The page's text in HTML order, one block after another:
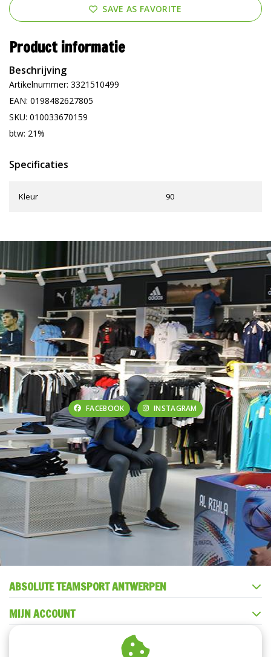
SAVE AS FAVORITE
Product informatie
Beschrijving
Artikelnummer: 3321510499
EAN: 0198482627805
SKU: 010033670159
btw: 21%
Specificaties
Kleur 90
FACEBOOK INSTAGRAM
ABSOLUTE TEAMSPORT ANTWERPEN
MIJN ACCOUNT